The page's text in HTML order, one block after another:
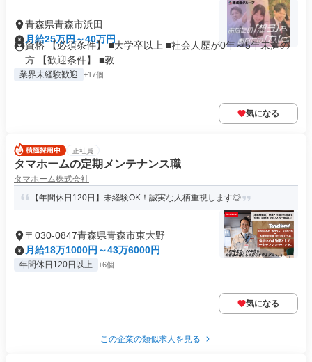
青森県青森市浜田
月給25万円～40万円
資格 【必須条件】 ■大学卒以上 ■社会人歴が0年～5年未満の
方 【歓迎条件】 ■教...
業界未経験歓迎 +17個
気になる
正社員
タマホームの定期メンテナンス職
タマホーム株式会社
【年間休日120日】未経験OK！誠実な人柄重視します◎
〒030-0847青森県青森市東大野
月給18万1000円～43万6000円
年間休日120日以上 +6個
気になる
この企業の類似求人を見る